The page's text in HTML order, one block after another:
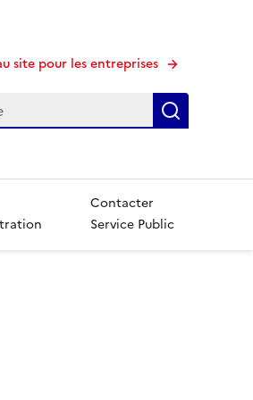
site pour les entreprises
Contacter
Service Public